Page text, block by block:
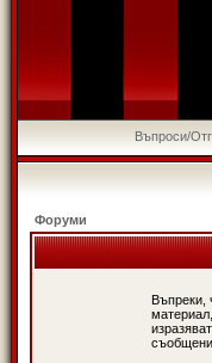
Въпроси/
Форуми
Въпреки,